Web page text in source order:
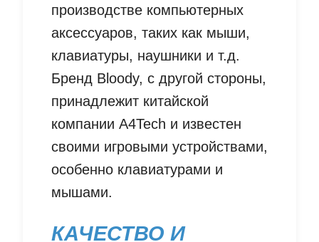
производстве компьютерных
аксессуаров, таких как мыши,
клавиатуры, наушники и т.д.
Бренд Bloody, с другой стороны,
принадлежит китайской
компании A4Tech и известен
своими игровыми устройствами,
особенно клавиатурами и
мышами.
КАЧЕСТВО И